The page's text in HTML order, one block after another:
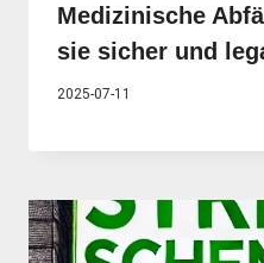
Medizinische
sie sicher und
2025-07-11